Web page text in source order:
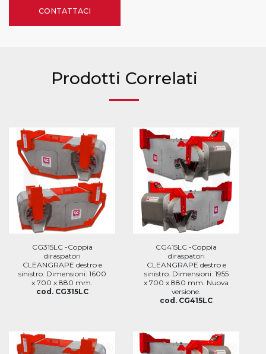
CONTATTACI
Prodotti Correlati
CG315LC -Coppia
diraspatori
CLEANGRAPE destro e
sinistro. Dimensioni: 1600
x 700 x 880 mm.
cod. CG315LC
CG415LC -Coppia
diraspatori
CLEANGRAPE destro e
sinistro. Dimensioni: 1955
x 700 x 880 mm. Nuova
versione.
cod. CG415LC